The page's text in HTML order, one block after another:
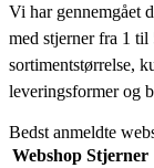
Vi har gennemgået
med stjerner fra 1 til
sortimentstørrelse,
leveringsformer og
Bedst anmeldte
Webshop Stjerner